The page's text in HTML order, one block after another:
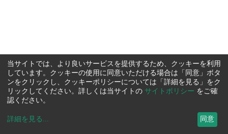
当サイトでは、より良いサービスを提供するため、クッキーを利用
しています。クッキーの使用に同意いただける場合は「同意」ボタ
ンをクリックし、クッキーポリシーについては「詳細を見る」をク
リックしてください。詳しくは当サイトの サイトポリシー をご確
認ください。
詳細を見る ... 同意